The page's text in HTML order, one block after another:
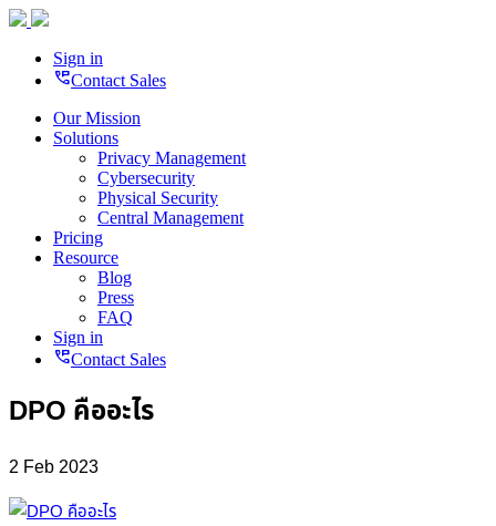
Sign in
perm_phone_msgContact Sales
Our Mission
Solutions
Privacy Management
Cybersecurity
Physical Security
Central Management
Pricing
Resource
Blog
Press
FAQ
Sign in
perm_phone_msgContact Sales
DPO คืออะไร
2 Feb 2023